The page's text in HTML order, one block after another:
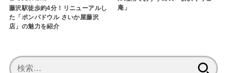
藤沢駅徒歩約4分！リニューアルし
た「ポンパドウル さいか屋藤沢
店」の魅力を紹介
庵」